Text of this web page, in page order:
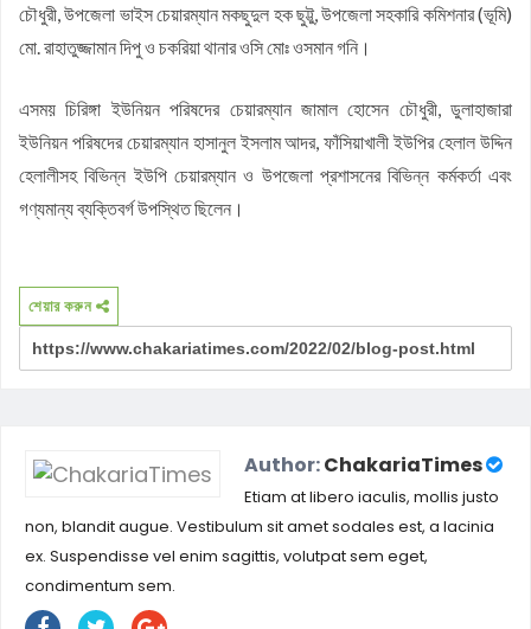
চৌধুরী, উপজেলা ভাইস চেয়ারম্যান মকছুদুল হক ছুট্টু, উপজেলা সহকারি কমিশনার (ভূমি)
মো. রাহাতুজ্জামান দিপু ও চকরিয়া থানার ওসি মোঃ ওসমান গনি।
এসময় চিরিঙ্গা ইউনিয়ন পরিষদের চেয়ারম্যান জামাল হোসেন চৌধুরী, ডুলাহাজারা
ইউনিয়ন পরিষদের চেয়ারম্যান হাসানুল ইসলাম আদর, ফাঁসিয়াখালী ইউপির হেলাল উদ্দিন
হেলালীসহ বিভিন্ন ইউপি চেয়ারম্যান ও উপজেলা প্রশাসনের বিভিন্ন কর্মকর্তা এবং
গণ্যমান্য ব্যক্তিবর্গ উপস্থিত ছিলেন।
শেয়ার করুন
Author:ChakariaTimes
Etiam at libero iaculis, mollis justo
non, blandit augue. Vestibulum sit amet sodales est, a lacinia
ex. Suspendisse vel enim sagittis, volutpat sem eget,
condimentum sem.